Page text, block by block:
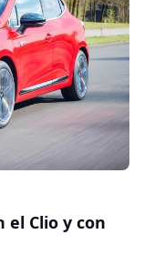
el Clio y con